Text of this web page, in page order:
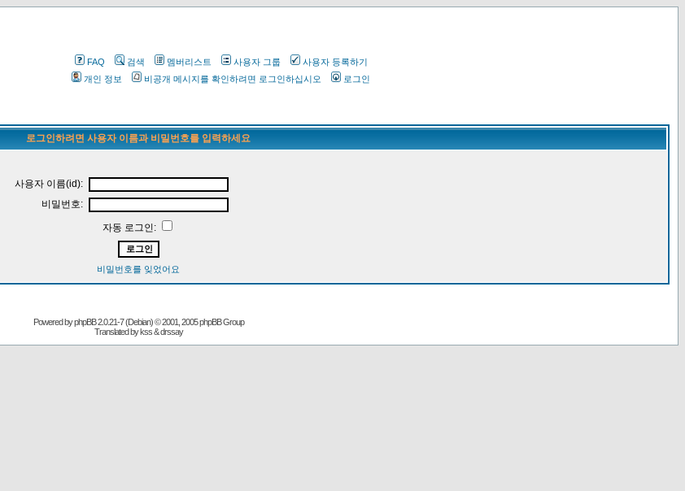
FAQ 검색 멤버리스트 사용자 그룹
사용자 등록하기
개인 정보
비공개 메시지를 확인하려면 로그인하십시오 로그인
로그인하려면 사용자 이름과 비밀번호를 입력하세요
사용자 이름(id):
비밀번호:
자동 로그인:
비밀번호를 잊었어요
Powered byphpBB2.0.21-7 (Debian) © 2001, 2005 phpBB Group
Translated by kss & drssay